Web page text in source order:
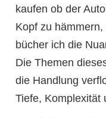
kaufen ob der
Kopf zu
bücher ich die
Die Themen
die Handlung
Tiefe, Komplexität